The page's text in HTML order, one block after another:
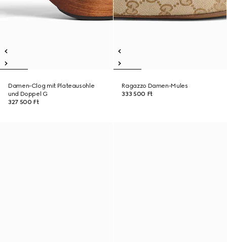
Damen-Clog mit Plateausohle
und Doppel G
327 500 Ft
Ragazzo Damen-Mules
333 500 Ft